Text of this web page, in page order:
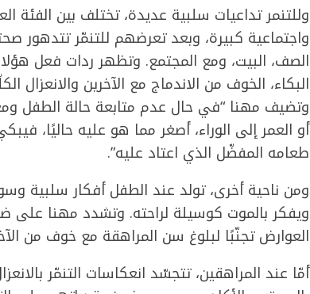
وللتنمر تداعيات سلبية عديدة، تختلف بين الفئة
واجتماعية كبيرة، وبعد تعرضهم للتنمّر
الصف، البيت، ومع المجتمع. وتظهر ردات فعل
البكاء، الخوف من الاندماج مع الآخرين
وتضيف مهنا “في حال عدم متابعة حالة الطفل
أو العمر إلى الوراء، أصغر مما هو عليه حاليًا،
طعامه المفضّل الذي اعتاد عليه”.
ومن ناحية أخرى، تولد عند الطفل أفكار سلبية
ويفكر بالموت كوسيلة لراحته. وتشدد مهنا على
العوارض تجنّبًا لبلوغ سن المراهقة مع خوف من
أمّا عند المراهقين، تتجسّد انعكاسات التنمّر